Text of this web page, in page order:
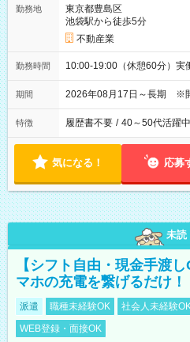
勤務地
東京都豊島区
池袋駅から徒歩5分
不動産業
勤務時間 10:00-19:00（休憩60分）実
期間 2026年08月17日～長期 ※
特徴 履歴書不要 / 40～50代活躍中
気になる！ 応募
未読
【シフト自由・現金手渡
マホの充電を繋げるだけ！
派遣 職種未経験OK 社会人未経験
WEB登録・面接OK